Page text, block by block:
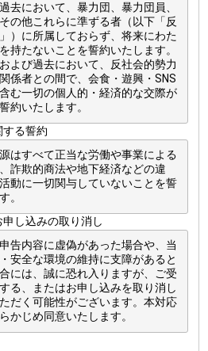
去において、暴力団、暴力団員、
の他これらに準ずる者（以下「反
）に所属しておらず、将来にわた
持たないことを誓約いたします。
よび過去において、反社会的勢力
係者との間で、会食・遊興・SNS
む一切の個人的・経済的な交際が
約いたします。
する誓約
はすべて正当な労働や事業による
詐欺的商法や地下経済などの違
動に一切関与していないことを誓
。
し込みの取り消し
告内容に虚偽があった場合や、当
安全な環境の維持に支障があると
には、誠に恐れ入りますが、ご受
る、またはお申し込みを取り消し
だく可能性がございます。本対応
かじめ同意いたします。